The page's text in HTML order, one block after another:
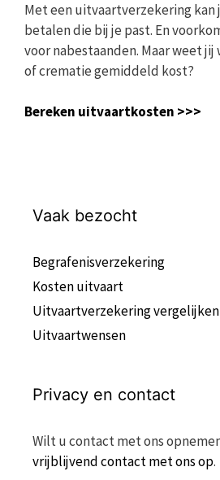
Met een uitvaartverzekering kan
betalen die bij je past. En
voor nabestaanden. Maar weet
of crematie gemiddeld kost?
Bereken uitvaartkosten >>>
Vaak bezocht
Begrafenisverzekering
Kosten uitvaart
Uitvaartverzekering vergelijken
Uitvaartwensen
Privacy en contact
Wilt u contact met ons
vrijblijvend contact met ons op.